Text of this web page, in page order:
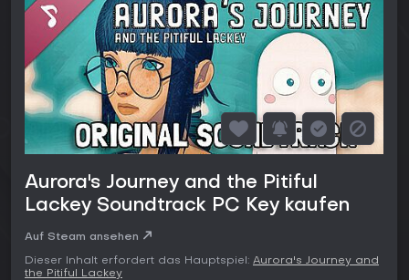
Aurora's Journey and the Pitiful
Lackey Soundtrack PC Key kaufen
Auf Steam ansehen
Dieser Inhalt erfordert das Hauptspiel: Aurora's Journey and
the Pitiful Lackey